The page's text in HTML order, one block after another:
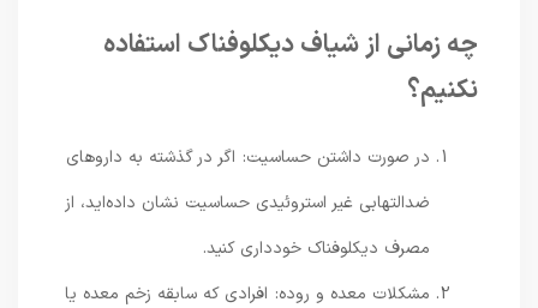
چه زمانی از شیاف دیکلوفناک استفاده
نکنیم؟
در صورت داشتن حساسیت: اگر در گذشته به داروهای
ضدالتهابی غیر استروئیدی حساسیت نشان داده‌اید، از
مصرف دیکلوفناک خودداری کنید.
مشکلات معده و روده: افرادی که سابقه زخم معده یا